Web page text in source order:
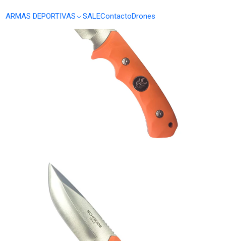
ARMAS DEPORTIVAS SALEContactoDrones